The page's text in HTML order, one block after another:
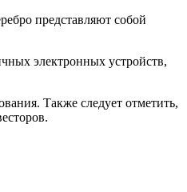
представляют собой
электронных устройств,
Также следует отметить,